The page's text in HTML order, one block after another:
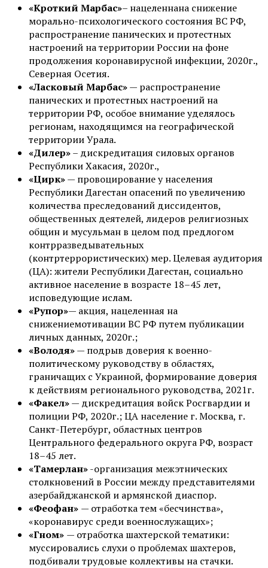
«Кроткий Марбас»– нацеленнана снижение
морально-психологического состояния ВС РФ,
распространение панических и протестных
настроений на территории России на фоне
продолжения коронавирусной инфекции, 2020г.,
Северная Осетия.
«Ласковый Марбас»— распространение
панических и протестных настроений на
территории РФ, особое внимание уделялось
регионам, находящимся на географической
территории Урала.
«Дилер»– дискредитация силовых органов
Республики Хакасия, 2020г.,
«Цирк»— провоцирование у населения
Республики Дагестан опасений по увеличению
количества преследований диссидентов,
общественных деятелей, лидеров религиозных
общин и мусульман в целом под предлогом
контрразведывательных
(контртеррористических) мер. Целевая аудитория
(ЦА): жители Республики Дагестан, социально
активное население в возрасте 18–45 лет,
исповедующие ислам.
«Рупор»— акция, нацеленная на
снижениемотивации ВС РФ путем публикации
личных данных, 2020г.;
«Володя»— подрыв доверия к военно-
политическому руководству в областях,
граничащих с Украиной, формирование доверия
к действиям регионального руководства, 2021г.
«Факел»— дискредитация войск Росгвардии и
полиции РФ, 2020г.; ЦА население г. Москва, г.
Санкт-Петербург, областных центров
Центрального федерального округа РФ, возраст
18–45 лет.
«Тамерлан»-организация межэтнических
столкновений в России между представителями
азербайджанской и армянской диаспор.
«Феофан» — отработка тем «бесчинства»,
«коронавирус среди военнослужащих»;
«Гном» — отработка шахтерской тематики:
муссировались слухи о проблемах шахтеров,
подбивали трудовые коллективы на стачки.